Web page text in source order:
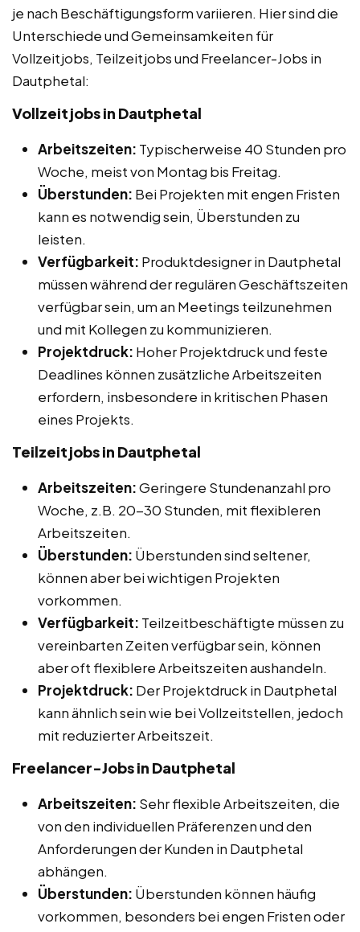
je nach Beschäftigungsform variieren. Hier sind die
Unterschiede und Gemeinsamkeiten für
Vollzeitjobs, Teilzeitjobs und Freelancer-Jobs in
Dautphetal:
Vollzeitjobs in Dautphetal
Arbeitszeiten: Typischerweise 40 Stunden pro
Woche, meist von Montag bis Freitag.
Überstunden: Bei Projekten mit engen Fristen
kann es notwendig sein, Überstunden zu
leisten.
Verfügbarkeit: Produktdesigner in Dautphetal
müssen während der regulären Geschäftszeiten
verfügbar sein, um an Meetings teilzunehmen
und mit Kollegen zu kommunizieren.
Projektdruck: Hoher Projektdruck und feste
Deadlines können zusätzliche Arbeitszeiten
erfordern, insbesondere in kritischen Phasen
eines Projekts.
Teilzeitjobs in Dautphetal
Arbeitszeiten:Geringere Stundenanzahl pro
Woche, z.B. 20-30 Stunden, mit flexibleren
Arbeitszeiten.
Überstunden: Überstunden sind seltener,
können aber bei wichtigen Projekten
vorkommen.
Verfügbarkeit: Teilzeitbeschäftigte müssen zu
vereinbarten Zeiten verfügbar sein, können
aber oft flexiblere Arbeitszeiten aushandeln.
Projektdruck: Der Projektdruck in Dautphetal
kann ähnlich sein wie bei Vollzeitstellen, jedoch
mit reduzierter Arbeitszeit.
Freelancer-Jobs in Dautphetal
Arbeitszeiten: Sehr flexible Arbeitszeiten, die
von den individuellen Präferenzen und den
Anforderungen der Kunden in Dautphetal
abhängen.
Überstunden: Überstunden können häufig
vorkommen, besonders bei engen Fristen oder